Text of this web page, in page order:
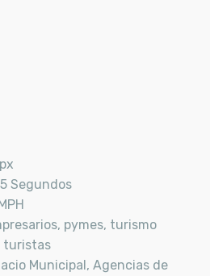
Segundos
pymes, turismo
turistas
Municipal, Agencias de